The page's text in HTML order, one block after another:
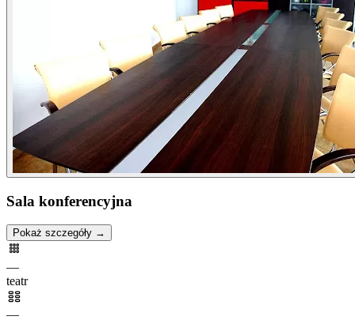
Sala konferencyjna
Pokaż szczegóły →
—
teatr
—